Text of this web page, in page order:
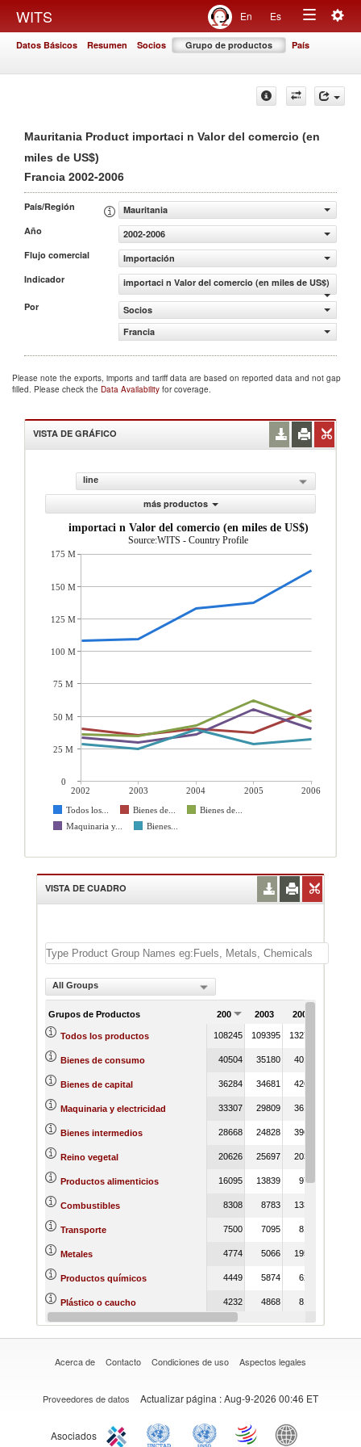
WITS En Es
Toggle
Datos Básicos Resumen Socios Grupo de productos País
Mauritania Product importaci n Valor del comercio (en
miles de US$)
Francia 2002-2006
País/Región
Mauritania
Año
2002-2006
Flujo comercial
Importación
Indicador
importaci n Valor del comercio (en miles de US$)
Por
Socios
Francia
Please note the exports, imports and tariff data are based on reported data and not gap
filled. Please check the Data Availability for coverage.
VISTA DE GRÁFICO
line
más productos
importaci n Valor del comercio (en miles de US$)
Source:WITS - Country Profile
2002 2003 2004 2005
2006
Todos los...
Bienes de...
Bienes de...
Maquinaria y...
Bienes...
175 M
150 M
125 M
100 M
75 M
50 M
25 M
0
VISTA DE CUADRO
All Groups
Grupos de Productos 2002 2003 2004
Todos los productos 108245 109395 132749
Bienes de consumo 40504 35180 40185
Bienes de capital 36284 34681 42687
Maquinaria y electricidad 33307 29809 36158
Bienes intermedios 28668 24828 39602
Reino vegetal 20626 25697 20385
Productos alimenticios 16095 13839 9738
Combustibles 8308 8783 13399
Transporte 7500 7095 8106
Metales 4774 5066 19575
Productos químicos 4449 5874 6282
Plástico o caucho 4232 4868 8134
Reino animal 3333 2651 4603
Acerca de Contacto Condiciones de uso Aspectos legales
Proveedores de datos Actualizar página : Aug-9-2026 00:46 ET
Asociados